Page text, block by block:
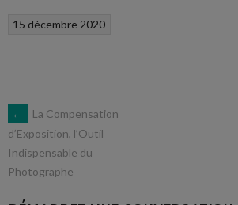
15 décembre 2020
NAVIGATION
DES
←
La Compensation
d’Exposition, l’Outil
Indispensable du
Photographe